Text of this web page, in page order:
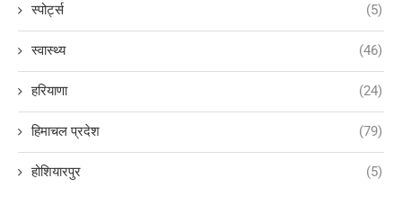
स्पोर्ट्स (5)
स्वास्थ्य (46)
हरियाणा (24)
हिमाचल प्रदेश (79)
होशियारपुर (5)